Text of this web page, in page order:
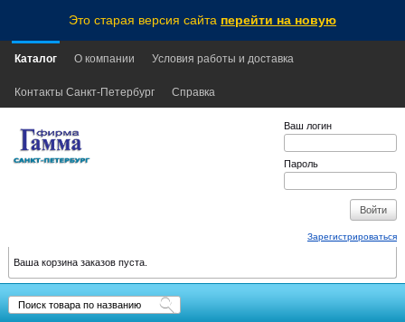
Это старая версия сайта перейти на новую
Каталог О компании Условия работы и доставка
Контакты Санкт-Петербург Справка
Ваш логин
Пароль
Зарегистрироваться
Ваша корзина заказов пуста.